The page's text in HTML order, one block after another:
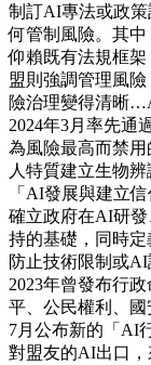
制訂AI專法或政
何管制風險。其
仰賴既有法規框
盟則強調管理風
險治理變得清晰
2024年3月率先通
為風險最高而禁
人特質建立生物
「AI發展與建立
確立政府在AI研
持的基礎，同時
防止技術限制或
2023年曾發布行
平、公民權利、
7月公布新的「AI
對盟友的AI出口